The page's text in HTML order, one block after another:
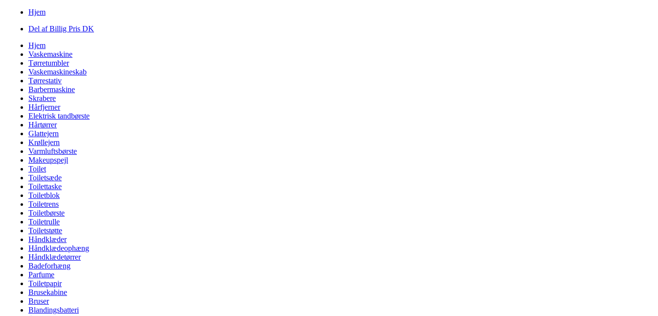
Hjem
Del af Billig Pris DK
Hjem
Vaskemaskine
Tørretumbler
Vaskemaskineskab
Tørrestativ
Barbermaskine
Skrabere
Hårfjerner
Elektrisk tandbørste
Hårtørrer
Glattejern
Krøllejern
Varmluftsbørste
Makeupspejl
Toilet
Toiletsæde
Toilettaske
Toiletblok
Toiletrens
Toiletbørste
Toiletrulle
Toiletstøtte
Håndklæder
Håndklædeophæng
Håndklædetørrer
Badeforhæng
Parfume
Toiletpapir
Brusekabine
Bruser
Blandingsbatteri